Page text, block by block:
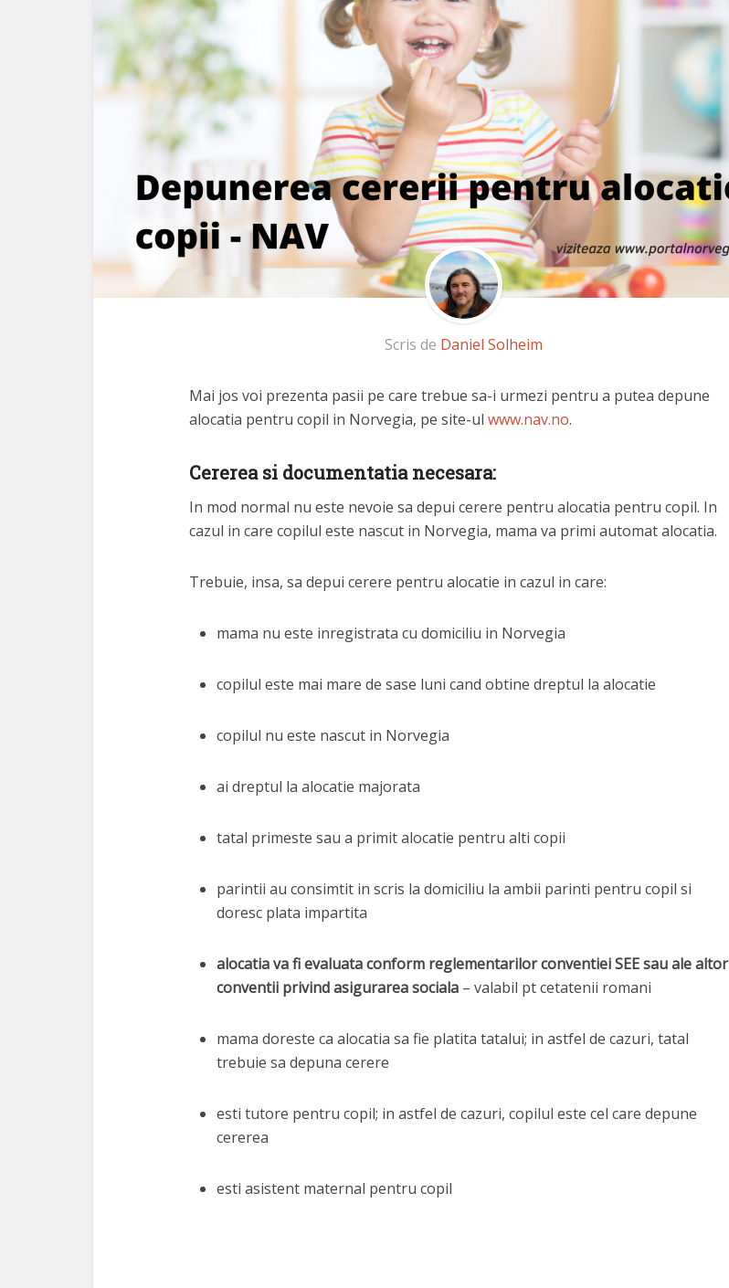
Scris de Daniel Solheim
Mai jos voi prezenta pasii pe care trebue sa-i urmezi pentru a putea depune
alocatia pentru copil in Norvegia, pe site-ul www.nav.no.
Cererea si documentatia necesara:
In mod normal nu este nevoie sa depui cerere pentru alocatia pentru copil. In
cazul in care copilul este nascut in Norvegia, mama va primi automat alocatia.
Trebuie, insa, sa depui cerere pentru alocatie in cazul in care:
mama nu este inregistrata cu domiciliu in Norvegia
copilul este mai mare de sase luni cand obtine dreptul la alocatie
copilul nu este nascut in Norvegia
ai dreptul la alocatie majorata
tatal primeste sau a primit alocatie pentru alti copii
parintii au consimtit in scris la domiciliu la ambii parinti pentru copil si
doresc plata impartita
alocatia va fi evaluata conform reglementarilor conventiei SEE sau ale altor
conventii privind asigurarea sociala – valabil pt cetatenii romani
mama doreste ca alocatia sa fie platita tatalui; in astfel de cazuri, tatal
trebuie sa depuna cerere
esti tutore pentru copil; in astfel de cazuri, copilul este cel care depune
cererea
esti asistent maternal pentru copil